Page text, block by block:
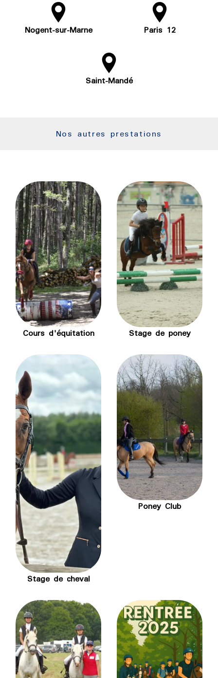
Nogent-sur-Marne Paris 12
Saint-Mandé
Nos autres prestations
Cours d'équitation Stage de poney
Stage de cheval
Poney Club